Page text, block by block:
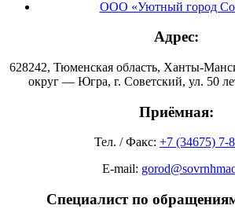
ООО «Уютный город
Адрес:
628242, Тюменская область, Ханты-
округ — Югра, г. Советский, ул. 50
Приёмная:
Тел. / Факс: +7 (34675) 7-
E-mail:
Специалист по